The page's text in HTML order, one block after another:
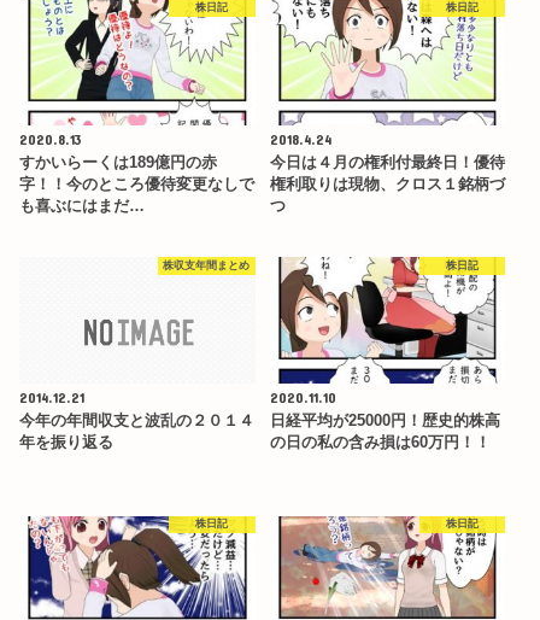
株日記
2020.8.13
すかいらーくは189億円の赤
字！！今のところ優待変更なしで
も喜ぶにはまだ…
株日記
2018.4.24
今日は４月の権利付最終日！優待
権利取りは現物、クロス１銘柄づ
つ
株収支年間まとめ
2014.12.21
今年の年間収支と波乱の２０１４
年を振り返る
株日記
2020.11.10
日経平均が25000円！歴史的株高
の日の私の含み損は60万円！！
株日記 株日記